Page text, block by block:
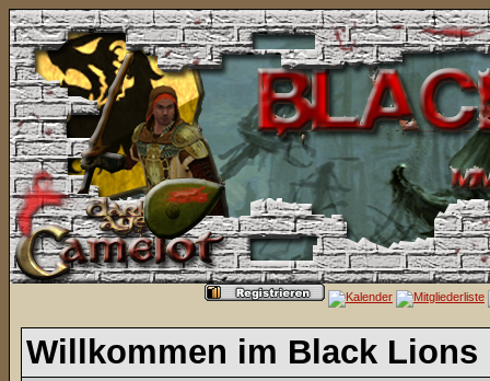
Willkommen im Black Lions